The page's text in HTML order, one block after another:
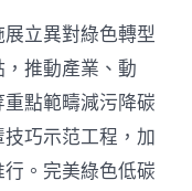
展立異對綠色轉型
推動產業、動
點範疇減污降碳
巧示范工程，加
。完美綠色低碳